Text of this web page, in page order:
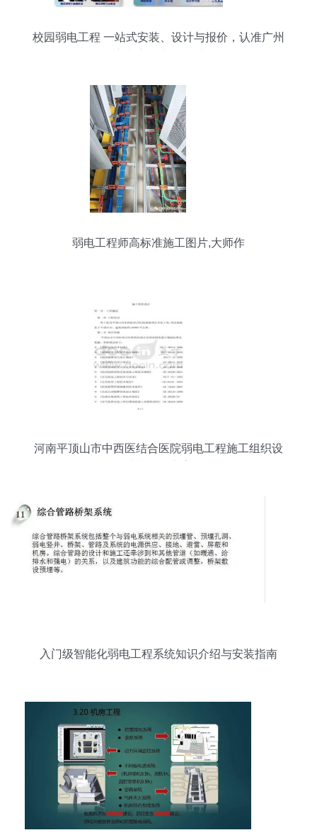
校园弱电工程 一站式安装、设计与报价，认准广州
弱电工程师高标准施工图片,大师作
河南平顶山市中西医结合医院弱电工程施工组织设
入门级智能化弱电工程系统知识介绍与安装指南